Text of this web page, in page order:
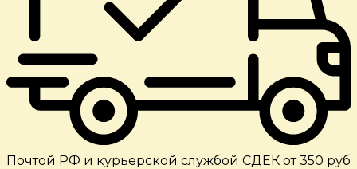
Почтой РФ и курьерской службой СДЕК от 350 руб